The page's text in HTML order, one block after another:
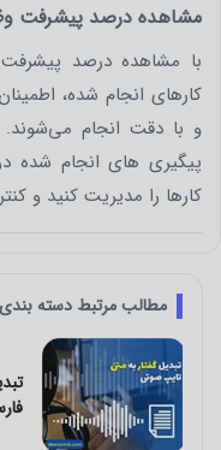
مشاهده درصد پیشرفت
با مشاهده درصد
کارهای انجام شده،
و با دقت انجام
پیگیری های انجام شده
کارها را مدیریت کنید و
مطالب مرتبط دسته بندی